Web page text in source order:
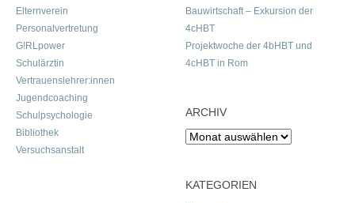
Elternverein
Personalvertretung
G!RLpower
Schulärztin
Vertrauenslehrer:innen
Jugendcoaching
Schulpsychologie
Bibliothek
Versuchsanstalt
Bauwirtschaft – Exkursion der
4cHBT
Projektwoche der 4bHBT und
4cHBT in Rom
ARCHIV
Archiv
KATEGORIEN